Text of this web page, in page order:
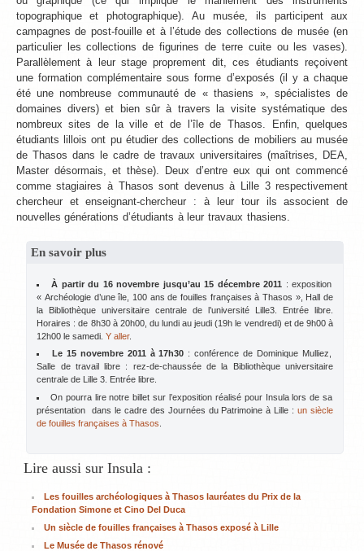
topographique et photographique). Au musée, ils participent aux
campagnes de post-fouille et à l’étude des collections de musée (en
particulier les collections de figurines de terre cuite ou les vases).
Parallèlement à leur stage proprement dit, ces étudiants reçoivent
une formation complémentaire sous forme d’exposés (il y a chaque
été une nombreuse communauté de « thasiens », spécialistes de
domaines divers) et bien sûr à travers la visite systématique des
nombreux sites de la ville et de l’île de Thasos. Enfin, quelques
étudiants lillois ont pu étudier des collections de mobiliers au musée
de Thasos dans le cadre de travaux universitaires (maîtrises, DEA,
Master désormais, et thèse). Deux d’entre eux qui ont commencé
comme stagiaires à Thasos sont devenus à Lille 3 respectivement
chercheur et enseignant-chercheur : à leur tour ils associent de
nouvelles générations d’étudiants à leur travaux thasiens.
En savoir plus
À partir du 16 novembre jusqu’au 15 décembre 2011 : exposition
« Archéologie d’une île, 100 ans de fouilles françaises à Thasos », Hall de
la Bibliothèque universitaire centrale de l’université Lille3. Entrée libre.
Horaires : de 8h30 à 20h00, du lundi au jeudi (19h le vendredi) et de 9h00 à
12h00 le samedi.Y aller.
Le 15 novembre 2011 à 17h30 : conférence de Dominique Mulliez,
Salle de travail libre : rez-de-chaussée de la Bibliothèque universitaire
centrale de Lille 3. Entrée libre.
On pourra lire notre billet sur l’exposition réalisé pour Insula lors de sa
présentation dans le cadre des Journées du Patrimoine à Lille :un siècle
de fouilles françaises à Thasos
Lire aussi sur Insula :
Les fouilles archéologiques à Thasos lauréates du Prix de la
Fondation Simone et Cino Del Duca
Un siècle de fouilles françaises à Thasos exposé à Lille
Le Musée de Thasos rénové